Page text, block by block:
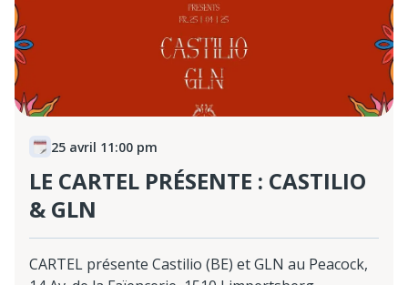
25 avril 11:00 pm
LE CARTEL PRÉSENTE : CASTILIO
& GLN
CARTEL présente Castilio (BE) et GLN au Peacock,